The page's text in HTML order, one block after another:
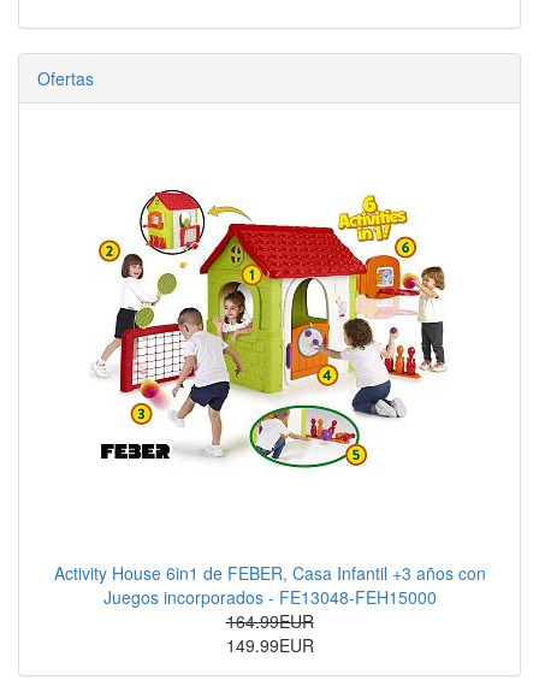
Ofertas
Activity House 6in1 de FEBER, Casa Infantil +3 años con
Juegos incorporados - FE13048-FEH15000
164.99EUR
149.99EUR